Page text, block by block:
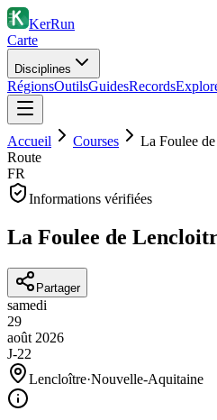
KerRun
Carte
Disciplines
RégionsOutilsGuidesRecords
Accueil Courses
La Foulee
Route
FR
Informations vérifiées
La Foulee de
Partager
samedi
29
août 2026
J-22
Lencloître·Nouvelle-Aquitaine